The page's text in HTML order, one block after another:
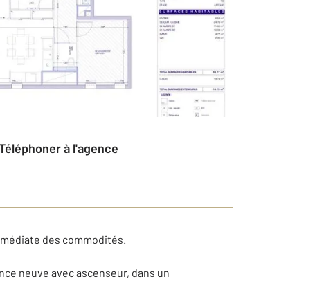
Téléphoner à l'agence
des commodités.
neuve avec ascenseur, dans un